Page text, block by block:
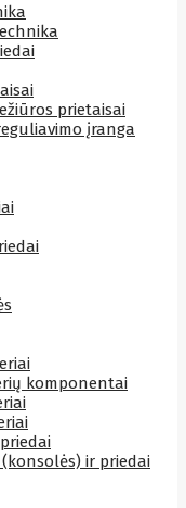
prietaisai
įranga
komponentai
ir priedai